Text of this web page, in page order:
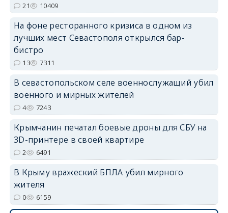
21 10409
На фоне ресторанного кризиса в одном из
лучших мест Севастополя открылся бар-
бистро
13 7311
В севастопольском селе военнослужащий убил
военного и мирных жителей
4 7243
Крымчанин печатал боевые дроны для СБУ на
3D-принтере в своей квартире
2 6491
В Крыму вражеский БПЛА убил мирного
жителя
0 6159